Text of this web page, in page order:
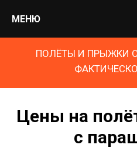
МЕНЮ
ПОЛЁТЫ И ПРЫЖКИ
Цены на
с